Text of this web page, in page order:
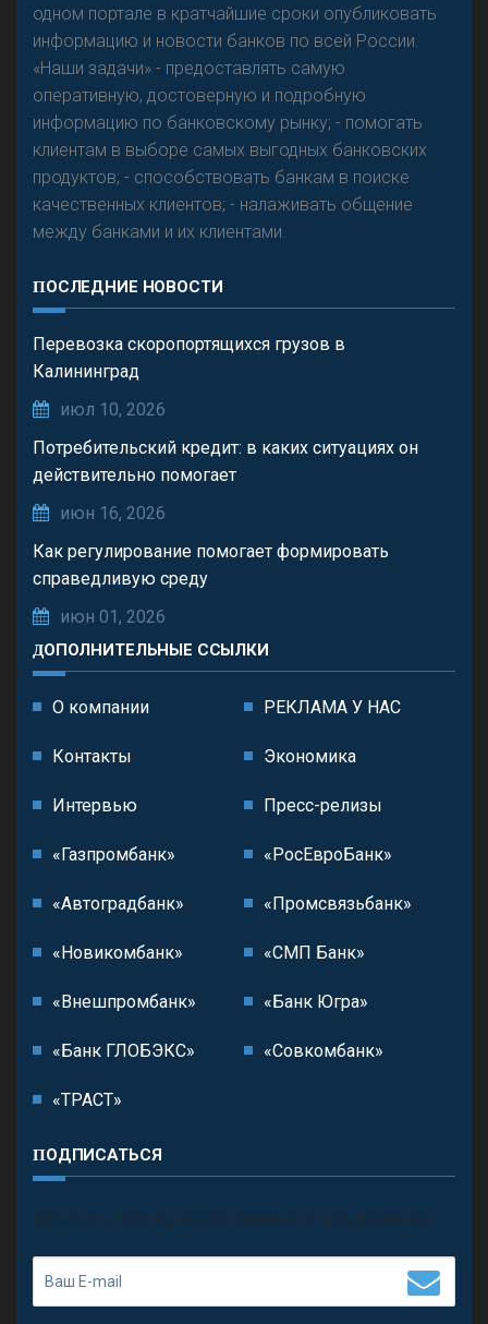
одном портале в кратчайшие сроки опубликовать
информацию и новости банков по всей России.
«Наши задачи» - предоставлять самую
оперативную, достоверную и подробную
информацию по банковскому рынку; - помогать
клиентам в выборе самых выгодных банковских
продуктов; - способствовать банкам в поиске
качественных клиентов; - налаживать общение
между банками и их клиентами.
ПОСЛЕДНИЕ НОВОСТИ
Перевозка скоропортящихся грузов в
Калининград
июл 10, 2026
Потребительский кредит: в каких ситуациях он
действительно помогает
июн 16, 2026
Как регулирование помогает формировать
справедливую среду
июн 01, 2026
ДОПОЛНИТЕЛЬНЫЕ ССЫЛКИ
О компании РЕКЛАМА У НАС
Контакты Экономика
Интервью Пресс-релизы
«Газпромбанк» «РосЕвроБанк»
«Автоградбанк» «Промсвязьбанк»
«Новикомбанк» «СМП Банк»
«Внешпромбанк» «Банк Югра»
«Банк ГЛОБЭКС» «Совкомбанк»
«ТРАСТ»
ПОДПИСАТЬСЯ
П олучить последние обновления и предложения.